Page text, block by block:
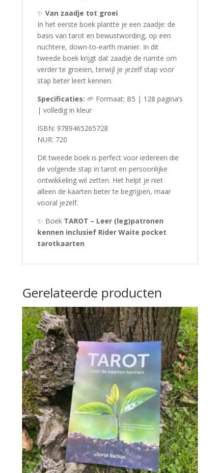
✨ Van zaadje tot groei
In het eerste boek plantte je een zaadje: de
basis van tarot en bewustwording, op een
nuchtere, down-to-earth manier. In dit
tweede boek krijgt dat zaadje de ruimte om
verder te groeien, terwijl je jezelf stap voor
stap beter leert kennen.
Specificaties: 🌱 Formaat: B5 | 128 pagina’s
| volledig in kleur
ISBN: 9789465265728
NUR: 720
Dit tweede boek is perfect voor iedereen die
de volgende stap in tarot en persoonlijke
ontwikkeling wil zetten. Het helpt je niet
alleen de kaarten beter te begrijpen, maar
vooral jezelf.
✨ Boek TAROT – Leer (leg)patronen
kennen inclusief Rider Waite pocket
tarotkaarten
Gerelateerde producten